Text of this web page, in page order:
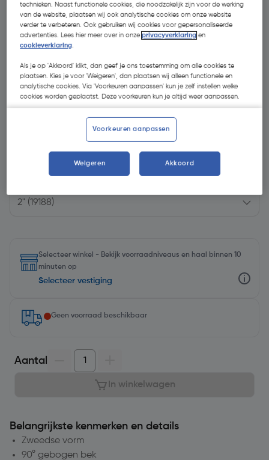
| Excl. btw € 82,64
Selecteer winkel - Bekijk voorraadniveaus en haal binnen 10
minuten op
Selecteer vestiging
Geen voorraad beschikbaar
Aantal
In winkelwagen
Belangrijkste kenmerken en details
Zweedse vorm
90° gebogen bek
technieken. Naast functionele cookies, die noodzakelijk zijn voor de werking
van de website, plaatsen wij ook analytische cookies om onze website
verder te verbeteren. Ook gebruiken wij cookies voor gepersonaliseerde
advertenties. Lees hier meer over in onzeprivacyverklaring en
cookieverklaring.
Als je op 'Akkoord' klikt, dan geef je ons toestemming om alle cookies te
plaatsen. Kies je voor 'Weigeren', dan plaatsen wij alleen functionele en
analytische cookies. Via 'Voorkeuren aanpassen' kun je zelf instellen welke
cookies worden geplaatst. Deze voorkeuren kun je altijd weer aanpassen.
Voorkeuren aanpassen
Weigeren Akkoord